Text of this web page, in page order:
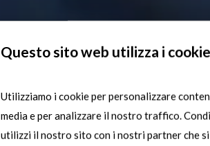
Questo sito web utilizza i cookie
Utilizziamo i cookie per personalizzare
media e per analizzare il nostro traffico.
utilizzi il nostro sito con i nostri partner che